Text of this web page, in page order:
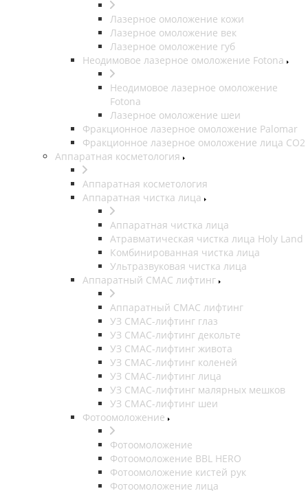
Лазерное омоложение кожи
Лазерное омоложение век
Лазерное омоложение губ
Неодимовое лазерное омоложение Fotona
Неодимовое лазерное омоложение
Fotona
Лазерное омоложение шеи
Фракционное лазерное омоложение Palomar
Фракционное лазерное омоложение лица СО2
Аппаратная косметология
Аппаратная косметология
Аппаратная чистка лица
Аппаратная чистка лица
Атравматическая чистка лица Holy Land
Комбинированная чистка лица
Ультразвуковая чистка лица
Аппаратный СМАС лифтинг
Аппаратный СМАС лифтинг
УЗ СМАС-лифтинг глаз
УЗ СМАС-лифтинг декольте
УЗ СМАС-лифтинг живота
УЗ СМАС-лифтинг коленей
УЗ СМАС-лифтинг лица
УЗ СМАС-лифтинг малярных мешков
УЗ СМАС-лифтинг шеи
Фотоомоложение
Фотоомоложение
Фотоомоложение BBL HERO
Фотоомоложение кистей рук
Фотоомоложение лица